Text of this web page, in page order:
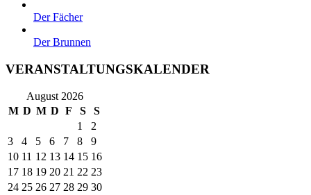
Der Fächer
Der Brunnen
VERANSTALTUNGSKALENDER
August 2026
M D M D F S S
1
2
3
4 5 6 7 8
9
10 11 12 13 14 15 16
17 18 19 20 21 22 23
24 25 26 27 28 29 30